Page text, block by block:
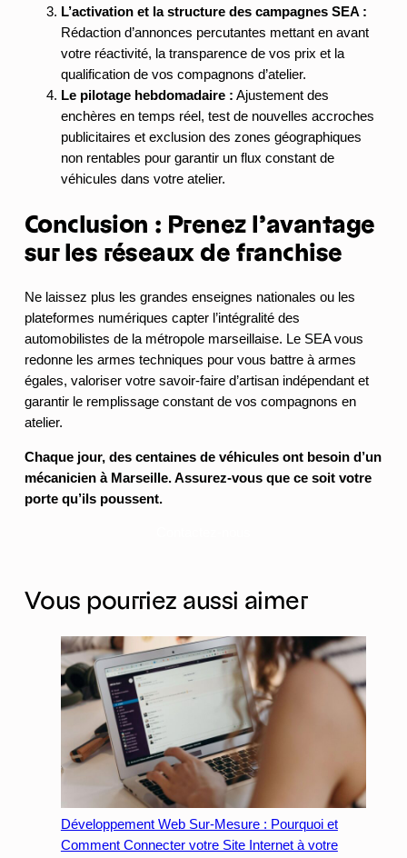
L’activation et la structure des campagnes SEA :
Rédaction d’annonces percutantes mettant en avant
votre réactivité, la transparence de vos prix et la
qualification de vos compagnons d’atelier.
Le pilotage hebdomadaire : Ajustement des
enchères en temps réel, test de nouvelles accroches
publicitaires et exclusion des zones géographiques
non rentables pour garantir un flux constant de
véhicules dans votre atelier.
Conclusion : Prenez l’avantage
sur les réseaux de franchise
Ne laissez plus les grandes enseignes nationales ou les
plateformes numériques capter l’intégralité des
automobilistes de la métropole marseillaise. Le SEA vous
redonne les armes techniques pour vous battre à armes
égales, valoriser votre savoir-faire d’artisan indépendant et
garantir le remplissage constant de vos compagnons en
atelier.
Chaque jour, des centaines de véhicules ont besoin d’un
mécanicien à Marseille. Assurez-vous que ce soit votre
porte qu’ils poussent.
Vous pourriez aussi aimer
Développement Web Sur-Mesure : Pourquoi et
Comment Connecter votre Site Internet à votre